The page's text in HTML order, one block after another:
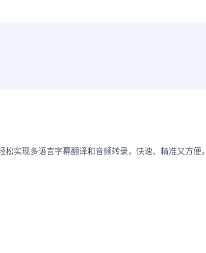
松实现多语言字幕翻译和音频转录，快速、精准又方便。